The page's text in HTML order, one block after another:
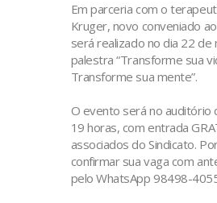
Em parceria com o
Kruger, novo conveniado
será realizado no dia 22 de
palestra “Transforme sua
Transforme sua mente”.
O evento será no auditório
19 horas, com entrada
associados do Sindicato.
confirmar sua vaga com
pelo WhatsApp 98498-